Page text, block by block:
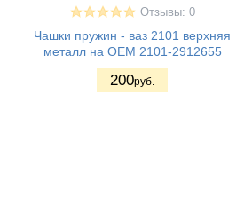
Отзывы: 0
Чашки пружин - ваз 2101 верхняя
металл на OEM 2101-2912655
200руб.